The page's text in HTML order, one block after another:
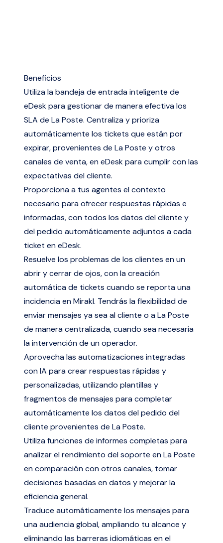
Beneficios
Utiliza la bandeja de entrada inteligente de
eDesk para gestionar de manera efectiva los
SLA de La Poste. Centraliza y prioriza
automáticamente los tickets que están por
expirar, provenientes de La Poste y otros
canales de venta, en eDesk para cumplir con las
expectativas del cliente.
Proporciona a tus agentes el contexto
necesario para ofrecer respuestas rápidas e
informadas, con todos los datos del cliente y
del pedido automáticamente adjuntos a cada
ticket en eDesk.
Resuelve los problemas de los clientes en un
abrir y cerrar de ojos, con la creación
automática de tickets cuando se reporta una
incidencia en Mirakl. Tendrás la flexibilidad de
enviar mensajes ya sea al cliente o a La Poste
de manera centralizada, cuando sea necesaria
la intervención de un operador.
Aprovecha las automatizaciones integradas
con IA para crear respuestas rápidas y
personalizadas, utilizando plantillas y
fragmentos de mensajes para completar
automáticamente los datos del pedido del
cliente provenientes de La Poste.
Utiliza funciones de informes completas para
analizar el rendimiento del soporte en La Poste
en comparación con otros canales, tomar
decisiones basadas en datos y mejorar la
eficiencia general.
Traduce automáticamente los mensajes para
una audiencia global, ampliando tu alcance y
eliminando las barreras idiomáticas en el